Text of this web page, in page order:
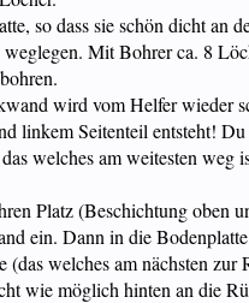
so dass sie schön dicht
Mit Bohrer ca. 8
wird vom Helfer wieder
linkem Seitenteil entsteht!
welches am weitesten
Platz (Beschichtung
ein. Dann in die
welches am nächsten
wie möglich hinten an die